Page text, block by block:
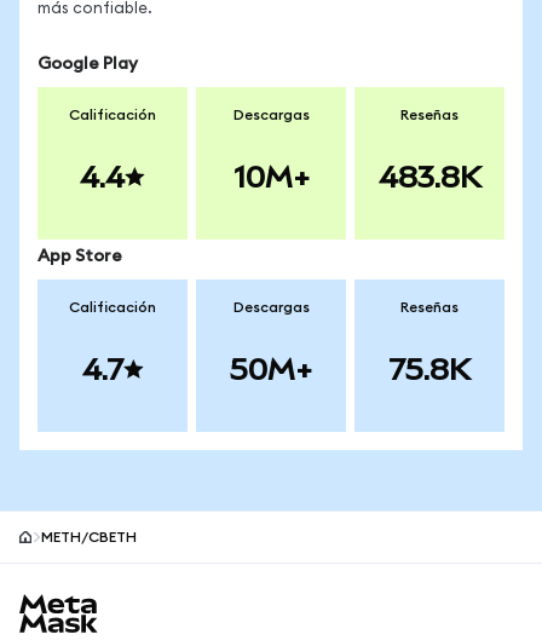
más confiable.
Google Play
Calificación
4.4
Descargas
10M+
Reseñas
483.8K
App Store
Calificación
4.7
Descargas
50M+
Reseñas
75.8K
METH/CBETH